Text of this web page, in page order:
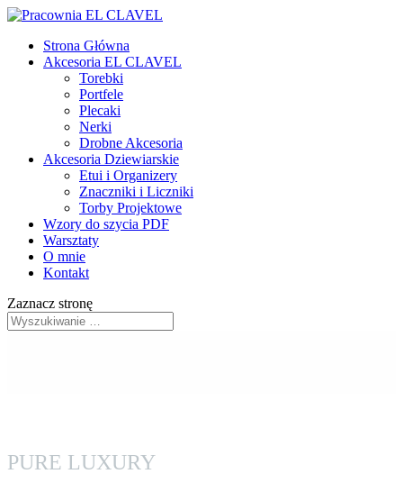
Strona Główna
Akcesoria EL CLAVEL
Torebki
Portfele
Plecaki
Nerki
Drobne Akcesoria
Akcesoria Dziewiarskie
Etui i Organizery
Znaczniki i Liczniki
Torby Projektowe
Wzory do szycia PDF
Warsztaty
O mnie
Kontakt
Zaznacz stronę
PURE LUXURY